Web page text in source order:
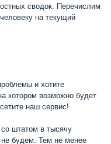
сводок. Перечислим
на текущий
и хотите
котором возможно будет
наш сервис!
штатом в тысячу
не будем. Тем не менее